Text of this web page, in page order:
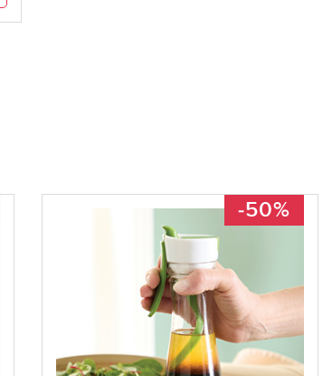
-50%